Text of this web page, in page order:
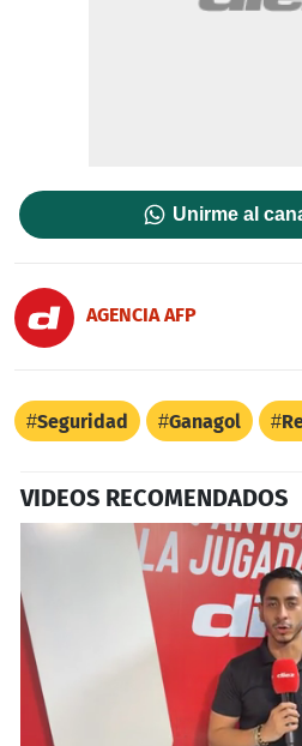
Unirme al
AGENCIA AFP
Seguridad Ganagol
VIDEOS RECOMENDADOS